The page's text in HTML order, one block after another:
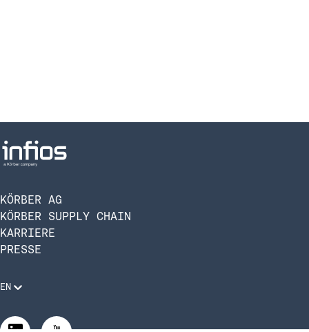
KÖRBER AG
KÖRBER SUPPLY CHAIN
KARRIERE
PRESSE
EN